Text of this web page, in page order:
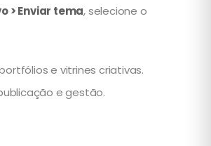
> Enviar tema, selecione o
e vitrines criativas.
e gestão.